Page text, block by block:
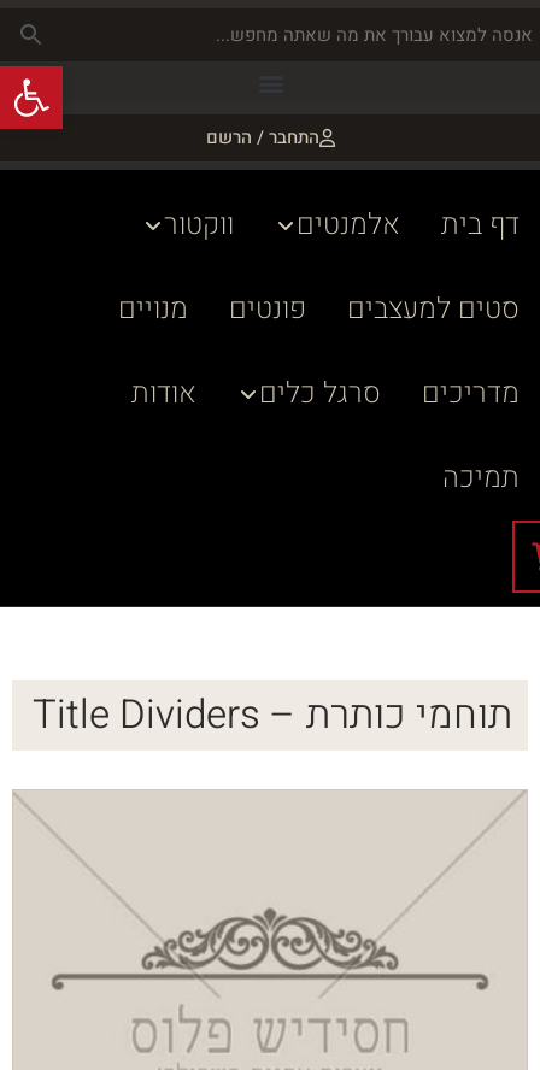
התחבר / הרשם
דף בית אלמנטים
ווקטור
סטים למעצבים
פונטים
מנויים
מדריכים
סרגל כלים
אודות
תמיכה
תוחמי כותרת – Title Dividers